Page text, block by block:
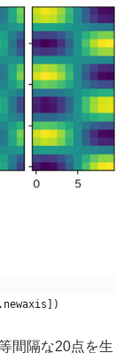
間隔な20点を生